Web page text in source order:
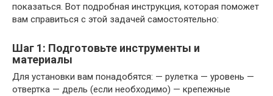
показаться. Вот подробная инструкция, которая поможет
вам справиться с этой задачей самостоятельно:
Шаг 1: Подготовьте инструменты и
материалы
Для установки вам понадобятся: — рулетка — уровень —
отвертка — дрель (если необходимо) — крепежные